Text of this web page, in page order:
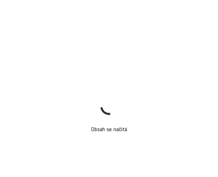
Obsah se načítá